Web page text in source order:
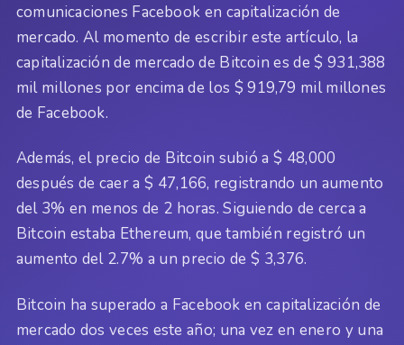
comunicaciones Facebook en capitalización de
mercado. Al momento de escribir este artículo, la
capitalización de mercado de Bitcoin es de $ 931,388
mil millones por encima de los $ 919,79 mil millones
de Facebook.
Además, el precio de Bitcoin subió a $ 48,000
después de caer a $ 47,166, registrando un aumento
del 3% en menos de 2 horas. Siguiendo de cerca a
Bitcoin estaba Ethereum, que también registró un
aumento del 2.7% a un precio de $ 3,376.
Bitcoin ha superado a Facebook en capitalización de
mercado dos veces este año; una vez en enero y una